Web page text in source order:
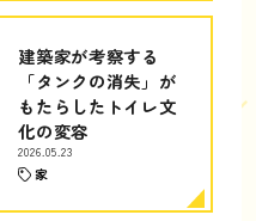
建築家が考察する
「タンクの消失」が
もたらしたトイレ文
化の変容
2026.05.23
家